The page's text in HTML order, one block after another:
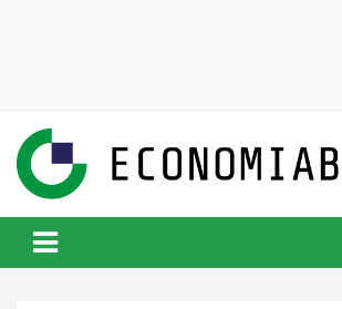
content
www.economiablog.it